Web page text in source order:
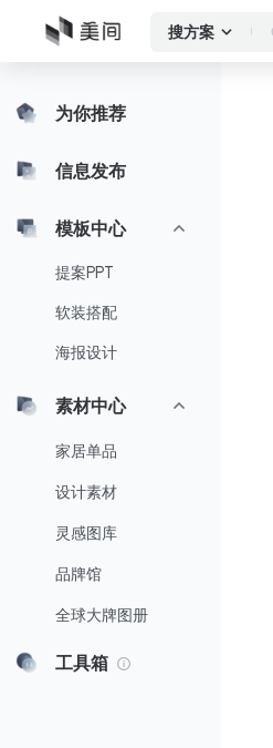
搜方案
为你推荐
信息发布
模板中心
提案PPT
软装搭配
海报设计
素材中心
家居单品
设计素材
灵感图库
品牌馆
全球大牌图册
工具箱